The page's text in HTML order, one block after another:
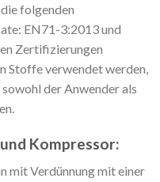
folgenden
EN71-3:2013 und
Zertifizierungen
Stoffe verwendet werden,
der Anwender als
Kompressor:
mit Verdünnung mit einer